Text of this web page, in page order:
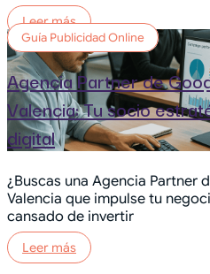
Leer más
Guía Publicidad Online
Agencia Partner de
Valencia: Tu socio
digital
¿Buscas una Agencia Partner
Valencia que impulse tu
cansado de invertir
Leer más